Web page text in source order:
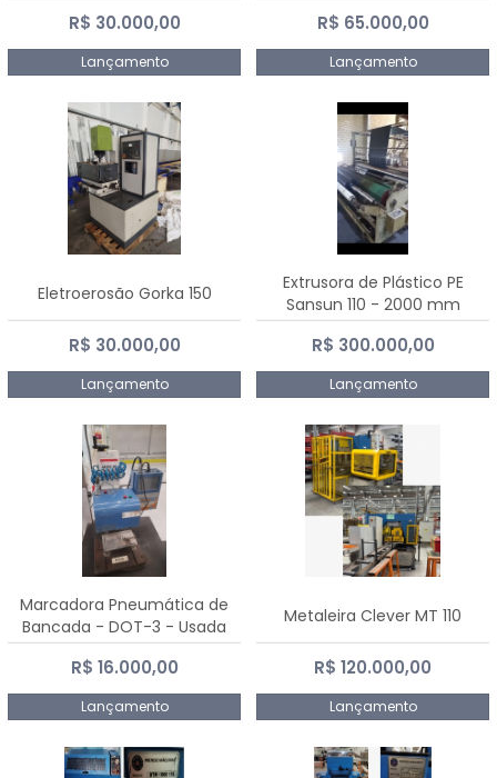
R$ 30.000,00
Lançamento
R$ 65.000,00
Lançamento
Eletroerosão Gorka 150
R$ 30.000,00
Lançamento
Extrusora de Plástico PE
Sansun 110 - 2000 mm
R$ 300.000,00
Lançamento
Marcadora Pneumática de
Bancada - DOT-3 - Usada
R$ 16.000,00
Lançamento
Metaleira Clever MT 110
R$ 120.000,00
Lançamento